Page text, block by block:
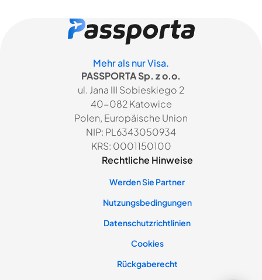
Mehr als nur Visa.
PASSPORTA Sp. z o.o.
ul. Jana III Sobieskiego 2
40-082 Katowice
Polen, Europäische Union
NIP: PL6343050934
KRS: 0001150100
Rechtliche Hinweise
Werden Sie Partner
Nutzungsbedingungen
Datenschutzrichtlinien
Cookies
Rückgaberecht